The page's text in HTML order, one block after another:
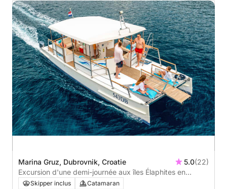
Marina Gruz, Dubrovnik, Croatie 5.0(22)
Excursion d'une demi-journée aux îles Élaphites en
catamaran au départ de Dubrovnik
Skipper inclus
Catamaran